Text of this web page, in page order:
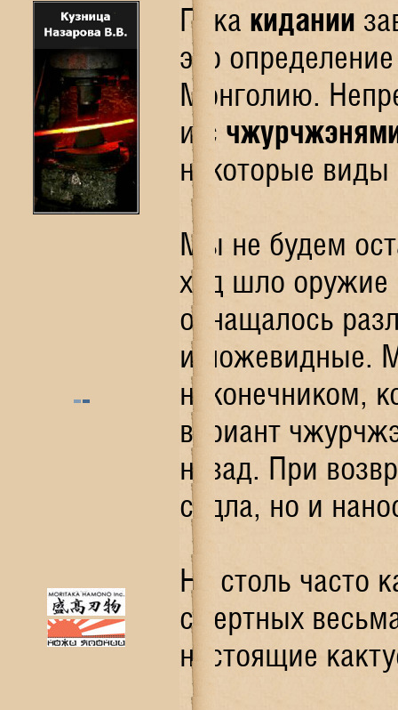
Пока кидании
это
Монголию.
и с
некоторые
Мы не будем
ход шло оружие
оснащалось
и ножевидные.
наконечником,
вариант
назад. При
седла, но и
Не столь часто
смертных
настоящие